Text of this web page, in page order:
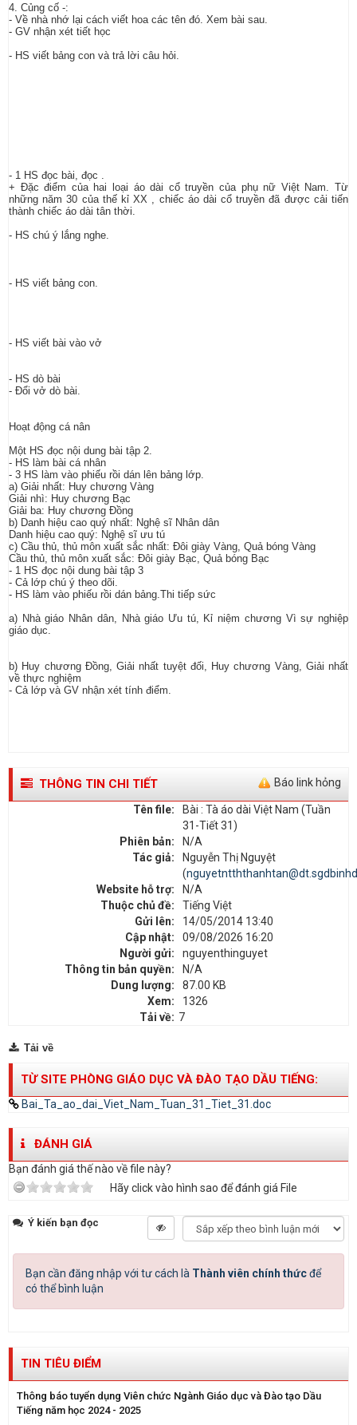
4. Củng cố -:
- Về nhà nhớ lại cách viết hoa các tên đó. Xem bài sau.
- GV nhận xét tiết học
- HS viết bảng con và trả lời câu hỏi.
- 1 HS đọc bài, đọc .
+ Đặc điểm của hai loại áo dài cổ truyền của phụ nữ Việt Nam. Từ
những năm 30 của thế kỉ XX , chiếc áo dài cổ truyền đã được cải tiến
thành chiếc áo dài tân thời.
- HS chú ý lắng nghe.
- HS viết bảng con.
- HS viết bài vào vở
- HS dò bài
- Đổi vở dò bài.
Hoạt động cá nân
Một HS đọc nội dung bài tập 2.
- HS làm bài cá nhân
- 3 HS làm vào phiếu rồi dán lên bảng lớp.
a) Giải nhất: Huy chương Vàng
Giải nhì: Huy chương Bạc
Giải ba: Huy chương Đồng
b) Danh hiệu cao quý nhất: Nghệ sĩ Nhân dân
Danh hiệu cao quý: Nghệ sĩ ưu tú
c) Cầu thủ, thủ môn xuất sắc nhất: Đôi giày Vàng, Quả bóng Vàng
Cầu thủ, thủ môn xuất sắc: Đôi giày Bạc, Quả bóng Bạc
- 1 HS đọc nội dung bài tập 3
- Cả lớp chú ý theo dõi.
- HS làm vào phiếu rồi dán bảng.Thi tiếp sức
a) Nhà giáo Nhân dân, Nhà giáo Ưu tú, Kỉ niệm chương Vì sự nghiệp
giáo dục.
b) Huy chương Đồng, Giải nhất tuyệt đối, Huy chương Vàng, Giải nhất
về thực nghiệm
- Cả lớp và GV nhận xét tính điểm.
Báo link hỏng
THÔNG TIN CHI TIẾT
Tên file:
Bài : Tà áo dài Việt Nam (Tuần
31-Tiết 31)
Phiên bản:
N/A
Tác giả:
Nguyễn Thị Nguyệt
(
Website hỗ trợ:
N/A
Thuộc chủ đề:
Tiếng Việt
Gửi lên:
14/05/2014 13:40
Cập nhật:
09/08/2026 16:20
Người gửi:
nguyenthinguyet
Thông tin bản quyền:
N/A
Dung lượng:
87.00 KB
Xem:
1326
Tải về: 7
Tải về
TỪ SITE PHÒNG GIÁO DỤC VÀ ĐÀO TẠO DẦU TIẾNG:
Bai_Ta_ao_dai_Viet_Nam_Tuan_31_Tiet_31.doc
ĐÁNH GIÁ
Bạn đánh giá thế nào về file này?
Hãy click vào hình sao để đánh giá File
Ý kiến bạn đọc
Bạn cần đăng nhập với tư cách là Thành viên chính thứcđể
có thể bình luận
TIN TIÊU ĐIỂM
Thông báo tuyển dụng Viên chức Ngành Giáo dục và Đào tạo Dầu
Tiếng năm học 2024 - 2025